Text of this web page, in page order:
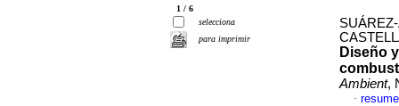
1 / 6
selecciona
para imprimir
Diseño
Ambient,
·